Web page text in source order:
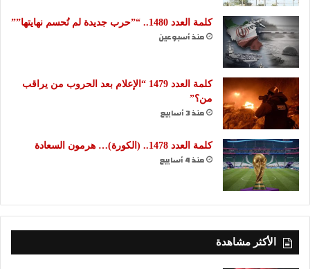
كلمة العدد 1480.. “”حرب جديدة لم تُحسم نهايتها””
منذ أسبوعين
كلمة العدد 1479 “الإعلام بعد الحروب من يراقب
من؟”
منذ 3 أسابيع
كلمة العدد 1478.. (الكورة)… هرمون السعادة
منذ 4 أسابيع
الأكثر مشاهدة